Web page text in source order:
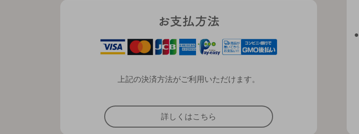
上記の決済方法がご利用いただけます。
詳しくはこちら